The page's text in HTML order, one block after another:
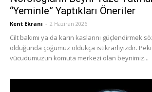
“Yeminle” Yaptıkları Öneriler
Kent Ekranı - 2 Haziran 2026
Cilt bakımı ya da karın kaslarını güçlendirmek
olduğunda çoğumuz oldukça istikrarlıyızdır.
vücudumuzun komuta merkezi olan beynimiz...